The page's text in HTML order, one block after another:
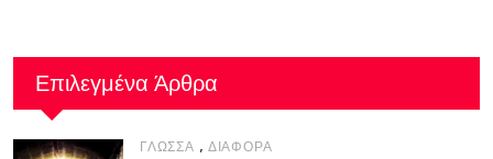
Επιλεγμένα Άρθρα
ΓΛΏΣΣΑ , ΔΙΆΦΟΡΑ